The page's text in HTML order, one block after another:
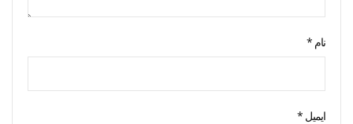
نام *
ایمیل *